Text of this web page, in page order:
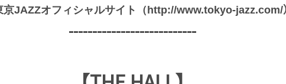
京JAZZオフィシャルサイト（http://www.tokyo-jazz.com/
---------------------------